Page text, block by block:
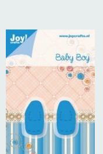
Aanbiedingen
Andere
Boeken en
Dies om te stansen
DVD-CD
Verzend - en
Mijn account
Info
Anders creatief